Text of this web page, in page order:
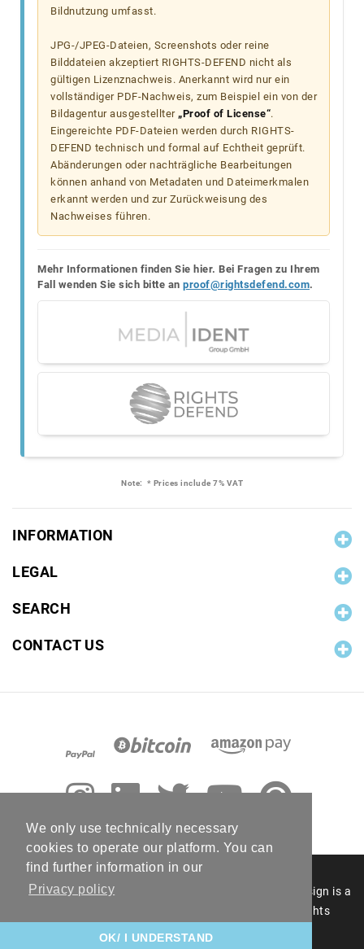
We only use technically necessary
cookies to operate our platform. You can
find further information in our
Privacy policy
OK/ I UNDERSTAND
Bildnutzung umfasst.
JPG-/JPEG-Dateien, Screenshots oder reine
Bilddateien akzeptiert RIGHTS-DEFEND nicht als
gültigen Lizenznachweis. Anerkannt wird nur ein
vollständiger PDF-Nachweis, zum Beispiel ein von der
Bildagentur ausgestellter „Proof of License“.
Eingereichte PDF-Dateien werden durch RIGHTS-
DEFEND technisch und formal auf Echtheit geprüft.
Abänderungen oder nachträgliche Bearbeitungen
können anhand von Metadaten und Dateimerkmalen
erkannt werden und zur Zurückweisung des
Nachweises führen.
Mehr Informationen finden Sie hier. Bei Fragen zu Ihrem
Fall wenden Sie sich bitte an proof@rightsdefend.com.
Note: * Prices include 7% VAT
INFORMATION
LEGAL
SEARCH
CONTACT US
© 2006 - 2026 RC Photo Stock. The RC Photo Stock design is a
registered figurative mark of RC Photo Stock. All rights
reserved.